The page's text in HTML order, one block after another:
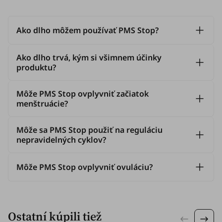
Ako dlho môžem používať PMS Stop?
Ako dlho trvá, kým si všimnem účinky
produktu?
Môže PMS Stop ovplyvniť začiatok
menštruácie?
Môže sa PMS Stop použiť na reguláciu
nepravidelných cyklov?
Môže PMS Stop ovplyvniť ovuláciu?
Ostatní kúpili tiež